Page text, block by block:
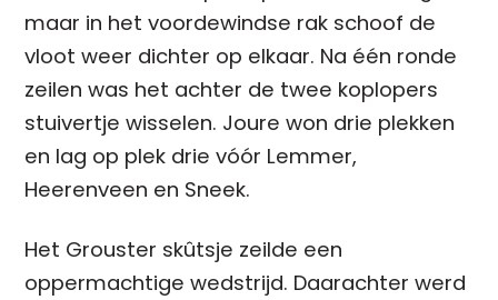
maar in het voordewindse rak schoof de
vloot weer dichter op elkaar. Na één ronde
zeilen was het achter de twee koplopers
stuivertje wisselen. Joure won drie plekken
en lag op plek drie vóór Lemmer,
Heerenveen en Sneek.
Het Grouster skûtsje zeilde een
oppermachtige wedstrijd. Daarachter werd